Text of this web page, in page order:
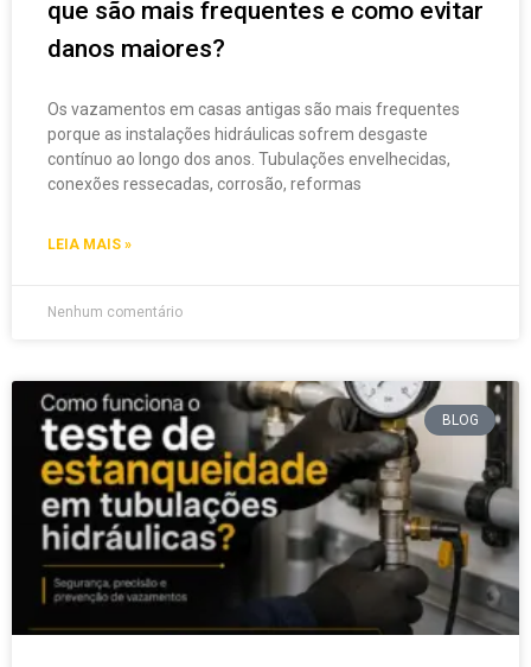
que são mais frequentes e como evitar
danos maiores?
Os vazamentos em casas antigas são mais frequentes
porque as instalações hidráulicas sofrem desgaste
contínuo ao longo dos anos. Tubulações envelhecidas,
conexões ressecadas, corrosão, reformas
LEIA MAIS »
Nenhum comentário
BLOG